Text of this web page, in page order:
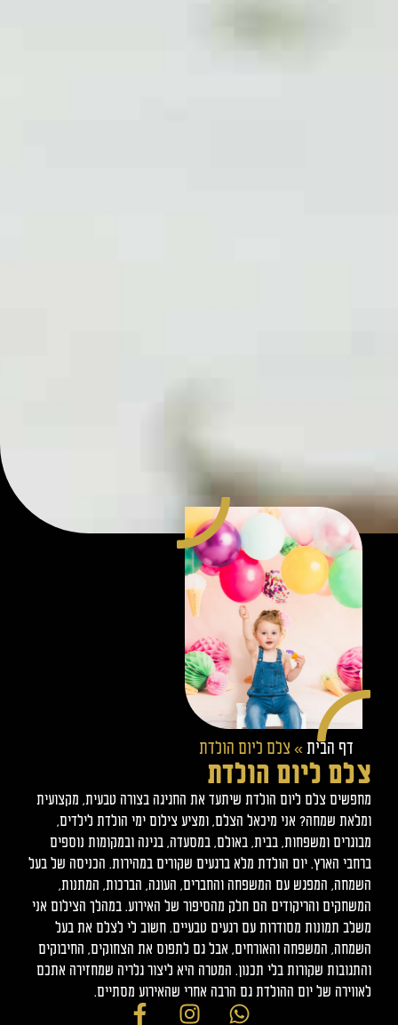
דף הבית » צלם ליום הולדת
צלם ליום הולדת
מחפשים צלם ליום הולדת שיתעד את החגיגה בצורה טבעית, מקצועית
ומלאת שמחה? אני מיכאל הצלם, ומציע צילום ימי הולדת לילדים,
מבוגרים ומשפחות, בבית, באולם, במסעדה, בגינה ובמקומות נוספים
ברחבי הארץ. יום הולדת מלא ברגעים שקורים במהירות. הכניסה של בעל
השמחה, המפגש עם המשפחה והחברים, העוגה, הברכות, המתנות,
המשחקים והריקודים הם חלק מהסיפור של האירוע. במהלך הצילום אני
משלב תמונות מסודרות עם רגעים טבעיים. חשוב לי לצלם את בעל
השמחה, המשפחה והאורחים, אבל גם לתפוס את הצחוקים, החיבוקים
והתגובות שקורות בלי תכנון. המטרה היא ליצור גלריה שמחזירה אתכם
לאווירה של יום ההולדת גם הרבה אחרי שהאירוע מסתיים.